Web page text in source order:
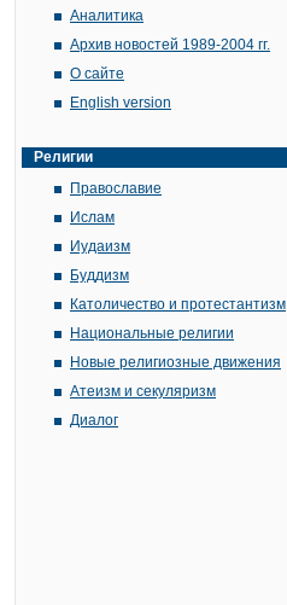
Аналитика
Архив новостей 1989-2004 гг.
О сайте
English version
Религии
Православие
Ислам
Иудаизм
Буддизм
Католичество и протестантизм
Национальные религии
Новые религиозные движения
Атеизм и секуляризм
Диалог